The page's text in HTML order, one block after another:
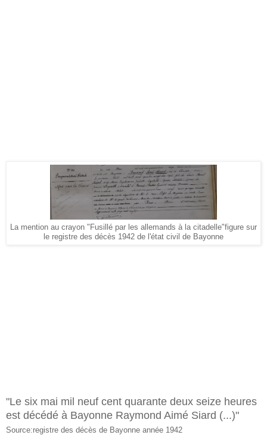
La mention au crayon "Fusillé par les allemands à la citadelle"figure sur
le registre des décès 1942 de l'état civil de Bayonne
"Le six mai mil neuf cent quarante deux seize heures
est décédé à Bayonne Raymond Aimé Siard (...)"
Source:registre des décès de Bayonne année 1942